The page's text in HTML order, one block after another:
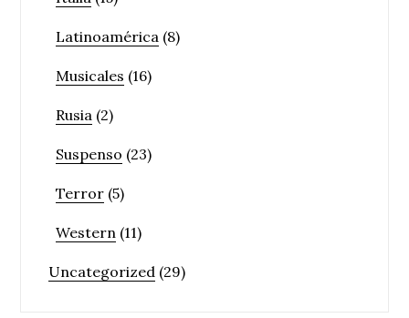
Latinoamérica (8)
Musicales (16)
Rusia (2)
Suspenso (23)
Terror (5)
Western (11)
Uncategorized (29)